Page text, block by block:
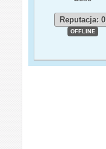
Reputacja: 0
OFFLINE